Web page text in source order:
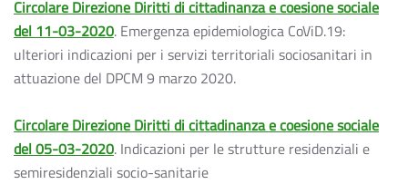
Circolare Direzione Diritti di cittadinanza e coesione sociale
del 11-03-2020. Emergenza epidemiologica CoViD.19:
ulteriori indicazioni per i servizi territoriali sociosanitari in
attuazione del DPCM 9 marzo 2020.
Circolare Direzione Diritti di cittadinanza e coesione sociale
del 05-03-2020. Indicazioni per le strutture residenziali e
semiresidenziali socio-sanitarie